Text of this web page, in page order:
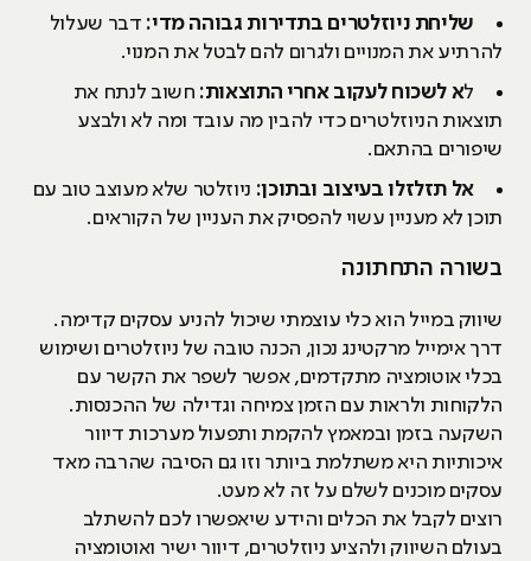
שליחת ניוזלטרים בתדירות גבוהה מדי: דבר שעלול
להרתיע את המנויים ולגרום להם לבטל את המנוי.
לא לשכוח לעקוב אחרי התוצאות: חשוב לנתח את
תוצאות הניוזלטרים כדי להבין מה עובד ומה לא ולבצע
שיפורים בהתאם.
אל תזלזלו בעיצוב ובתוכן: ניוזלטר שלא מעוצב טוב עם
תוכן לא מעניין עשוי להפסיק את העניין של הקוראים.
בשורה התחתונה
שיווק במייל הוא כלי עוצמתי שיכול להניע עסקים קדימה.
דרך אימייל מרקטינג נכון, הכנה טובה של ניוזלטרים ושימוש
בכלי אוטומציה מתקדמים, אפשר לשפר את הקשר עם
הלקוחות ולראות עם הזמן צמיחה וגדילה של ההכנסות.
השקעה בזמן ובמאמץ להקמת ותפעול מערכות דיוור
איכותיות היא משתלמת ביותר וזו גם הסיבה שהרבה מאד
עסקים מוכנים לשלם על זה לא מעט.
רוצים לקבל את הכלים והידע שיאפשרו לכם להשתלב
בעולם השיווק ולהציע ניוזלטרים, דיוור ישיר ואוטומציה